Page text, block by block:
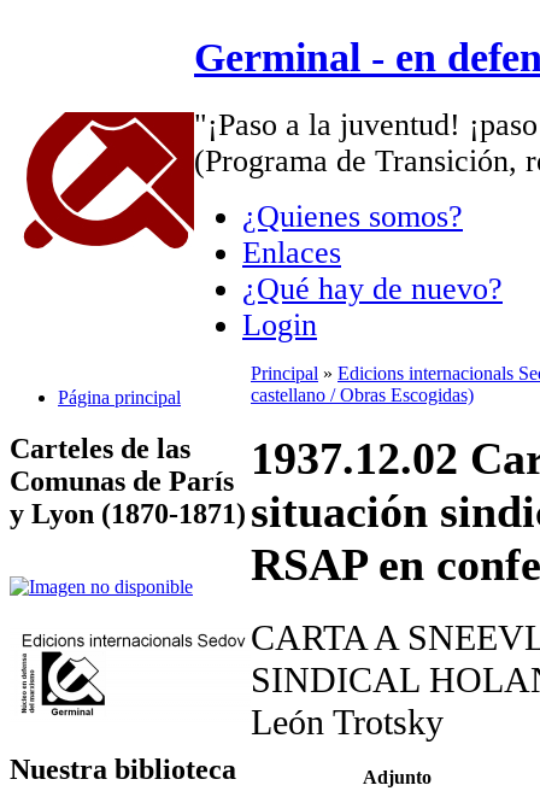
Germinal - en
"¡Paso a la juventud!
(Programa de Transición,
¿Quienes somos?
Enlaces
¿Qué hay de nuevo?
Login
Página principal
Carteles de las
Comunas de París
y Lyon (1870-1871)
Nuestra biblioteca
Principal » Edicions internacionals
castellano / Obras Escogidas)
1937.12.02
situación
RSAP en
CARTA A
SINDICAL
León Trotsky
Adjunto